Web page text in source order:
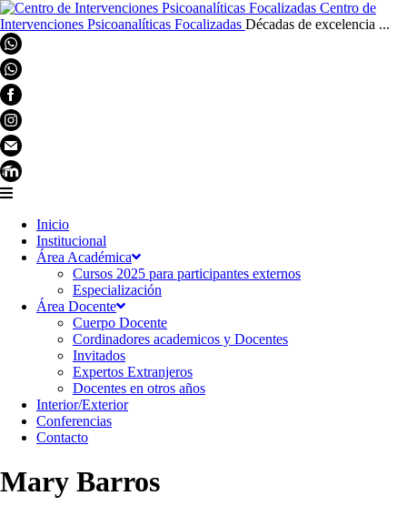
Centro de
Intervenciones Psicoanalíticas Focalizadas Décadas de excelencia ...
Inicio
Institucional
Área Académica
Cursos 2025 para participantes externos
Especialización
Área Docente
Cuerpo Docente
Cordinadores academicos y Docentes
Invitados
Expertos Extranjeros
Docentes en otros años
Interior/Exterior
Conferencias
Contacto
Mary Barros